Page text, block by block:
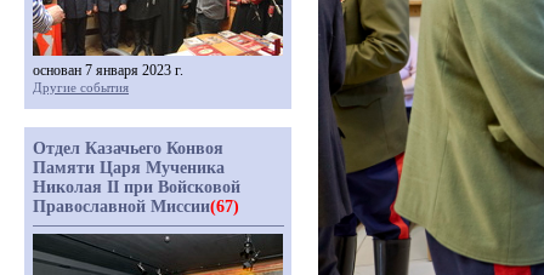
основан 7 января 2023 г.
Другие события
Отдел Казачьего Конвоя
Памяти Царя Мученика
Николая II при Войсковой
Православной Миссии(67)